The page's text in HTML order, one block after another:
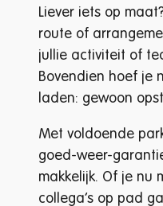
Liever iets op
route of
jullie activiteit of
Bovendien hoef je
laden: gewoon
Met voldoende
goed-weer-
makkelijk. Of je nu
collega’s op pad